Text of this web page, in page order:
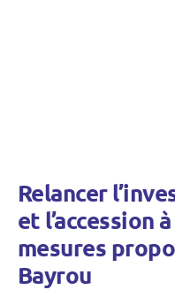
Relancer
et l’accession
mesures
Bayrou